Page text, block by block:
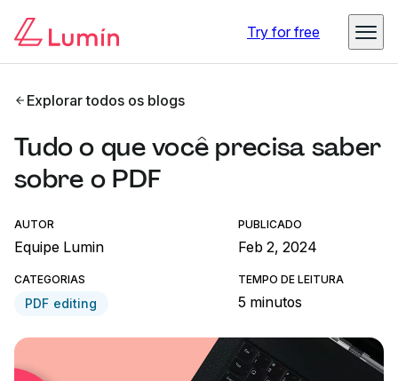
Try for free
Explorar todos os blogs
Tudo o que você precisa saber
sobre o PDF
AUTOR
Equipe Lumin
PUBLICADO
Feb 2, 2024
CATEGORIAS
PDF editing
TEMPO DE LEITURA
5 minutos